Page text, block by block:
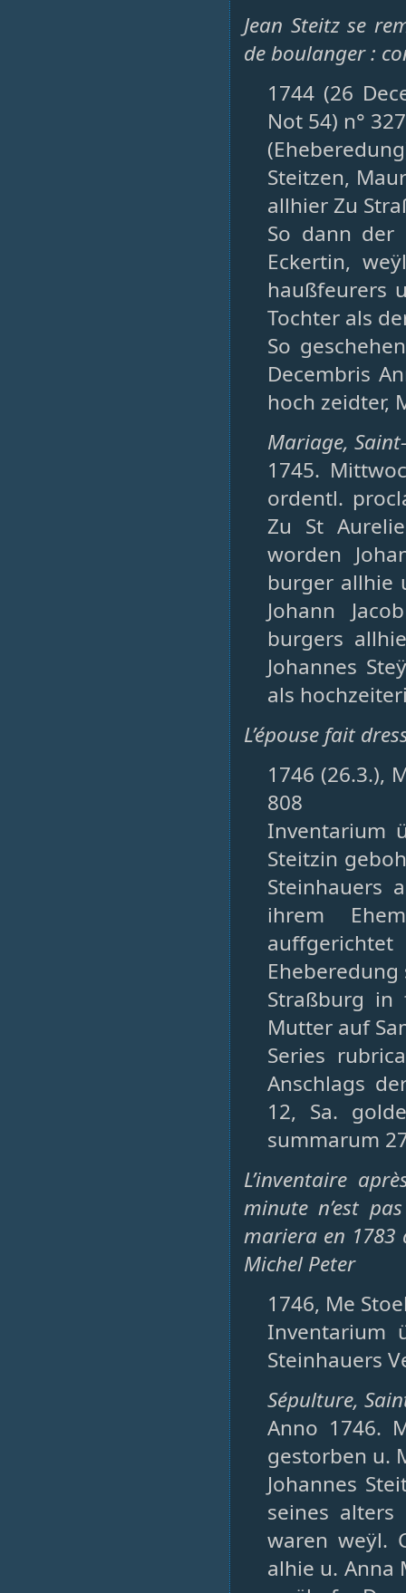
Jean Steitz se
de boulanger :
1744 (26
Not 54) n° 327
Steitzen,
allhier Zu
So dann der
Eckertin,
haußfeurers
Tochter als
So
Decembris
hoch zeidter,
Mariage,
1745.
ordentl.
Zu St
worden
burger allhie
Johann
burgers
Johannes
als
L’épouse fait
1746 (26.3.),
808
Inventarium
Steitzin
Steinhauers
ihrem
Straßburg in
Mutter auf
Series
Anschlags
12, Sa.
summarum
L’inventaire
minute n’est
mariera en 1783
Michel Peter
1746, Me
Inventarium
Steinhauers
Sépulture,
Anno 1746.
gestorben u.
Johannes
seines
waren weÿl.
alhie u. Anna